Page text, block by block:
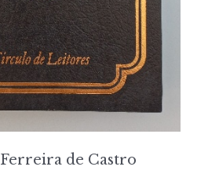
Ferreira de Castro